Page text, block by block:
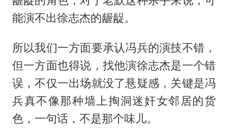
能演不出徐志杰的龌龊。
所以我们一方面要承认冯兵的演技不错，
但一方面也得说，找他演徐志杰是一个错
误，不仅一出场就没了悬疑感，关键是冯
兵真不像那种墙上掏洞迷奸女邻居的货
色，一句话，不是那个味儿。